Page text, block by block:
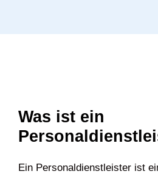
Was ist ein
Ein Personaldienstleister ist